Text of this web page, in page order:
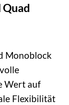
Quad
Monoblock
Wert auf
Flexibilität